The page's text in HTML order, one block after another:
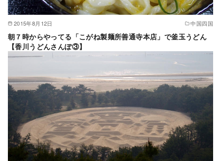
2015年8月12日 中国四国
朝７時からやってる「こがね製麺所善通寺本店」で釜玉うどん
【香川うどんさんぽ③】